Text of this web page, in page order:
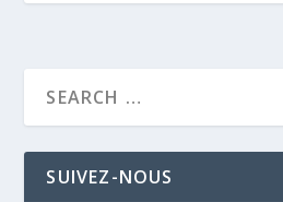
SUIVEZ-NOUS